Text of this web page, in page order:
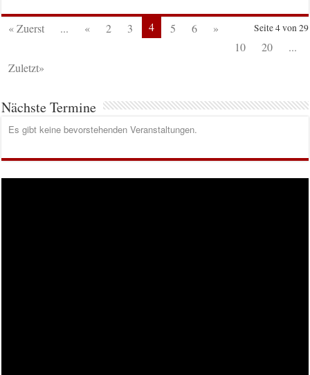
Seite 4 von 29
« Zuerst ... « 2 3 4 5 6
»
10
20
...
Zuletzt»
Nächste Termine
Es gibt keine bevorstehenden Veranstaltungen.